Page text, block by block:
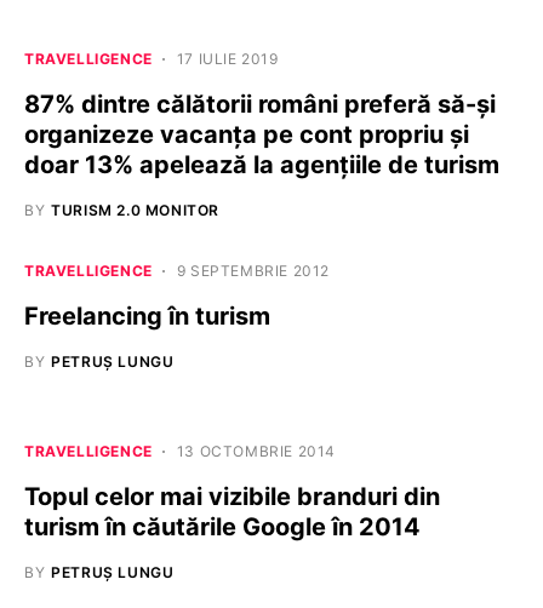
TRAVELLIGENCE 17 IULIE 2019
87% dintre călătorii români preferă să-și
organizeze vacanța pe cont propriu și
doar 13% apelează la agențiile de turism
BY TURISM 2.0 MONITOR
TRAVELLIGENCE 9 SEPTEMBRIE 2012
Freelancing în turism
BY PETRUȘ LUNGU
TRAVELLIGENCE 13 OCTOMBRIE 2014
Topul celor mai vizibile branduri din
turism în căutările Google în 2014
BY PETRUȘ LUNGU